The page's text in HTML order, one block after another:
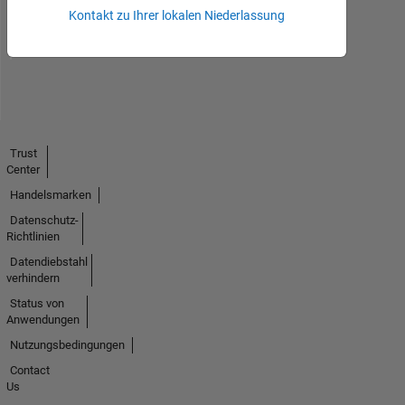
receivedKontakt zu Ihrer lokalen Niederlassung
Trust
Center
Handelsmarken
Datenschutz-
Richtlinien
Datendiebstahl
verhindern
Status von
Anwendungen
Nutzungsbedingungen
Contact
Us